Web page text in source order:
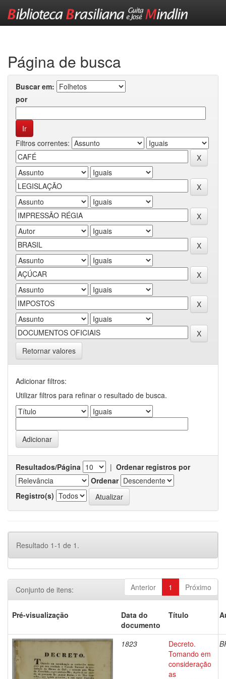
Página de busca
Buscar em:
por
Filtros correntes:
Retornar valores
Adicionar filtros:
Utilizar filtros para refinar o resultado de busca.
Resultados/Página | Ordenar registros por
Ordenar
Registro(s)
Resultado 1-1 de 1.
Anterior 1 Próximo
Conjunto de itens:
Pré-visualização
Data do
documento
Título
1823
Decreto.
Tomando em
consideração
as